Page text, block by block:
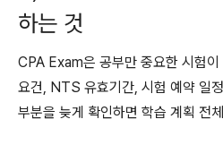
하는 것
CPA Exam은 공부만 중요한 시험
요건, NTS 유효기간, 시험 예약 일
부분을 늦게 확인하면 학습 계획 전